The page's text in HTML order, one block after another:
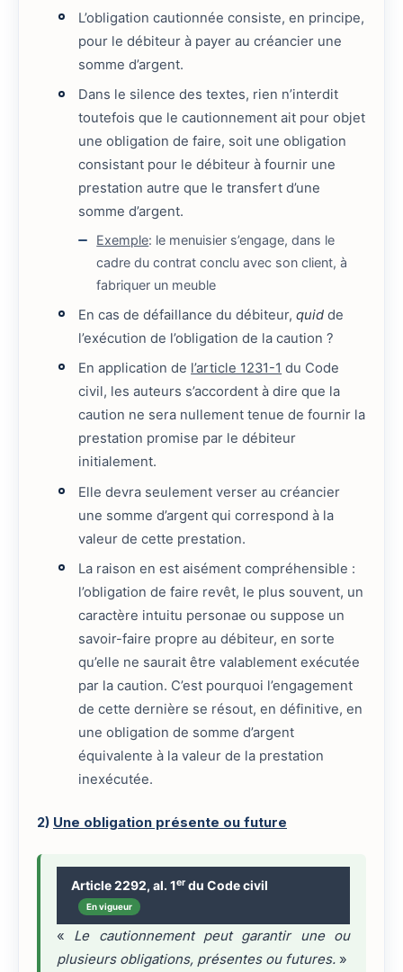
L’obligation cautionnée consiste, en principe,
pour le débiteur à payer au créancier une
somme d’argent.
Dans le silence des textes, rien n’interdit
toutefois que le cautionnement ait pour objet
une obligation de faire, soit une obligation
consistant pour le débiteur à fournir une
prestation autre que le transfert d’une
somme d’argent.
Exemple: le menuisier s’engage, dans le
cadre du contrat conclu avec son client, à
fabriquer un meuble
En cas de défaillance du débiteur,quid de
l’exécution de l’obligation de la caution ?
En application de l’article 1231-1 du Code
civil, les auteurs s’accordent à dire que la
caution ne sera nullement tenue de fournir la
prestation promise par le débiteur
initialement.
Elle devra seulement verser au créancier
une somme d’argent qui correspond à la
valeur de cette prestation.
La raison en est aisément compréhensible :
l’obligation de faire revêt, le plus souvent, un
caractère intuitu personae ou suppose un
savoir-faire propre au débiteur, en sorte
qu’elle ne saurait être valablement exécutée
par la caution. C’est pourquoi l’engagement
de cette dernière se résout, en définitive, en
une obligation de somme d’argent
équivalente à la valeur de la prestation
inexécutée.
2) Une obligation présente ou future
Article 2292, al. 1er du Code civil
En vigueur
« Le cautionnement peut garantir une ou
plusieurs obligations, présentes ou futures. »